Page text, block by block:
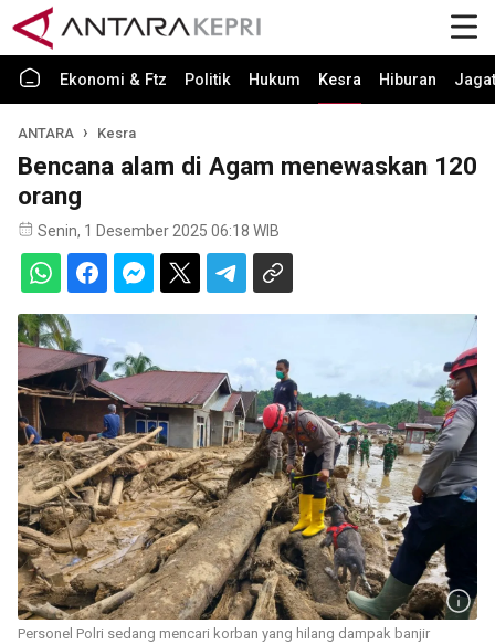
Ekonomi & Ftz Politik Hukum Kesra Hiburan Jagat
ANTARA Kesra
Bencana alam di Agam menewaskan 120
orang
Senin, 1 Desember 2025 06:18 WIB
Personel Polri sedang mencari korban yang hilang dampak banjir